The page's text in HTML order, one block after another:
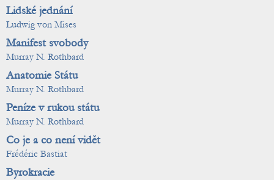
Lidské jednání
Ludwig von Mises
Manifest svobody
Murray N. Rothbard
Anatomie Státu
Murray N. Rothbard
Peníze v rukou státu
Murray N. Rothbard
Co je a co není vidět
Frédéric Bastiat
Byrokracie